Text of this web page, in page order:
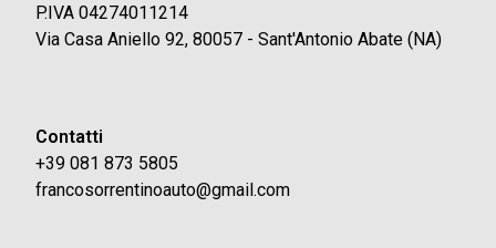
P.IVA 04274011214
Via Casa Aniello 92, 80057 - Sant'Antonio Abate (NA)
Contatti
+39 081 873 5805
francosorrentinoauto@gmail.com